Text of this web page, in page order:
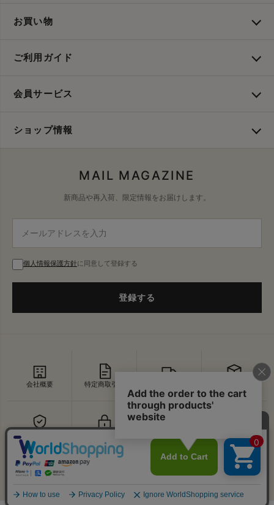
お買い物
ご利用ガイド
会員サービス
ショップ情報
MAIL MAGAZINE
新商品や再入荷、限定情報をお届けします。
個人情報保護方針に同意して登録する
登録する
会社概要 特定商取引法
セキュリティ お問い合わせ
↑
PAGE TOP